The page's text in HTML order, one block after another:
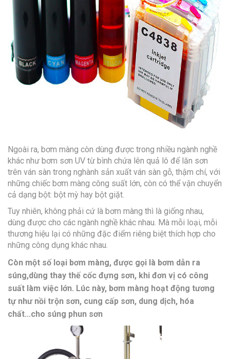
Ngoài ra, bơm màng còn dùng được trong nhiều ngành nghề
khác như bơm sơn UV từ bình chứa lên quả lô để lăn sơn
trên ván sàn trong nghành sản xuất ván sàn gỗ, thậm chí, với
những chiếc bơm màng công suất lớn, còn có thể vận chuyển
cả dạng bột: bột mỳ hay bột giặt.
Tuy nhiên, không phải cứ là bơm màng thì là giống nhau,
dùng được cho các ngành nghề khác nhau. Mà mỗi loại, mỗi
thương hiệu lại có những đặc điểm riêng biệt thích hợp cho
những công dụng khác nhau.
Còn một số loại bơm màng, được gọi là bơm dẫn ra
súng,dùng thay thế cốc đựng sơn, khi đơn vị có công
suất làm việc lớn. Lúc này, bơm màng hoạt động tương
tự như nồi trộn sơn, cung cấp sơn, dung dịch, hóa
chất...cho súng phun sơn